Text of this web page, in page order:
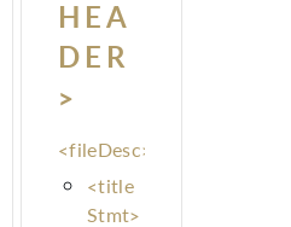
HEA
DER
>
<fileDesc>
<title
Stmt>